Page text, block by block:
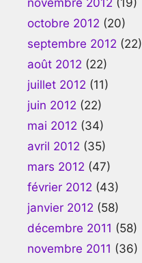
octobre 2012 (20)
septembre 2012 (22)
août 2012 (22)
juillet 2012 (11)
juin 2012 (22)
mai 2012 (34)
avril 2012 (35)
mars 2012 (47)
février 2012 (43)
janvier 2012 (58)
décembre 2011 (58)
novembre 2011 (36)